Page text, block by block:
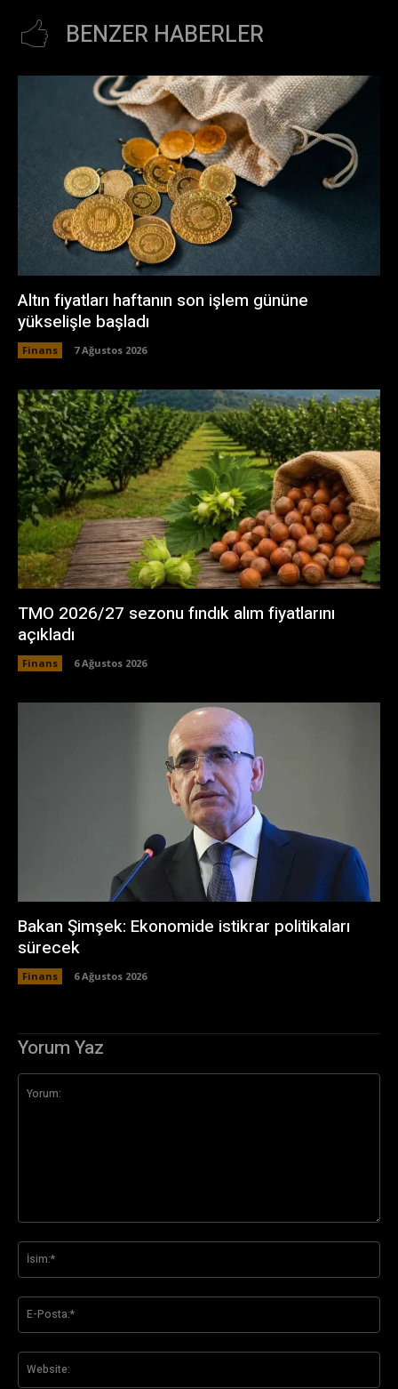
BENZER HABERLER
Altın fiyatları haftanın son işlem gününe
yükselişle başladı
Finans 7 Ağustos 2026
TMO 2026/27 sezonu fındık alım fiyatlarını
açıkladı
Finans 6 Ağustos 2026
Bakan Şimşek: Ekonomide istikrar politikaları
sürecek
Finans 6 Ağustos 2026
Yorum Yaz